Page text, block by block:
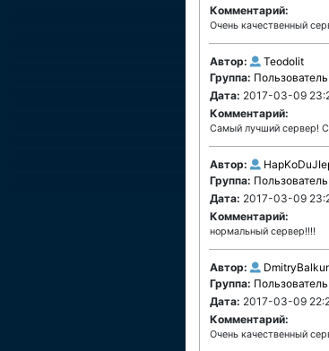
Комментарий:
Очень качественный
Автор:
Teodolit
Группа: Пользователь
Дата: 2017-03-09
Комментарий:
Самый лучший сервер!
Автор:
Группа: Пользователь
Дата: 2017-03-09
Комментарий:
нормальный сервер!!!!
Автор:
Группа: Пользователь
Дата: 2017-03-09
Комментарий:
Очень качественный